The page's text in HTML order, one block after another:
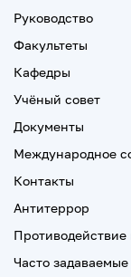
Руководство
Факультеты
Кафедры
Учёный совет
Документы
Международное
Контакты
Антитеррор
Часто